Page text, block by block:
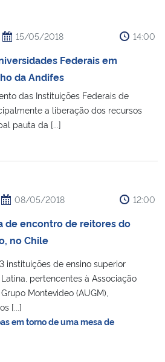
15/05/2018 14:00
Federais em
da Andifes
das Instituições Federais de
a liberação dos recursos
pauta da [...]
08/05/2018 12:00
de encontro de reitores do
no Chile
instituições de ensino superior
pertencentes à Associação
Montevideo (AUGM),
[...]